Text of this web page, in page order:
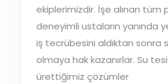
ekiplerimizdir. İşe alınan tüm
deneyimli ustaların yanında
iş tecrübesini aldıktan sonra
olmaya hak kazanırlar. Su
ürettiğimiz çözümler